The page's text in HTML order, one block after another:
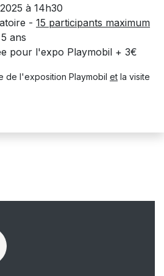
à 14h30
- 15 participants maximum
ans
pour l'expo Playmobil + 3€
de l'exposition Playmobil et la visite